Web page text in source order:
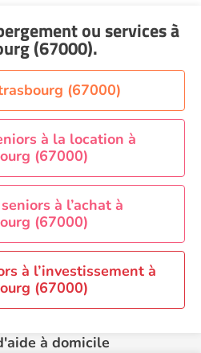
domicile à Strasbourg
Etienne
ou servicesà
(67000).
(67000)
à la location à
(67000)
à l’achat à
(67000)
à l’investissement à
(67000)
à domicile